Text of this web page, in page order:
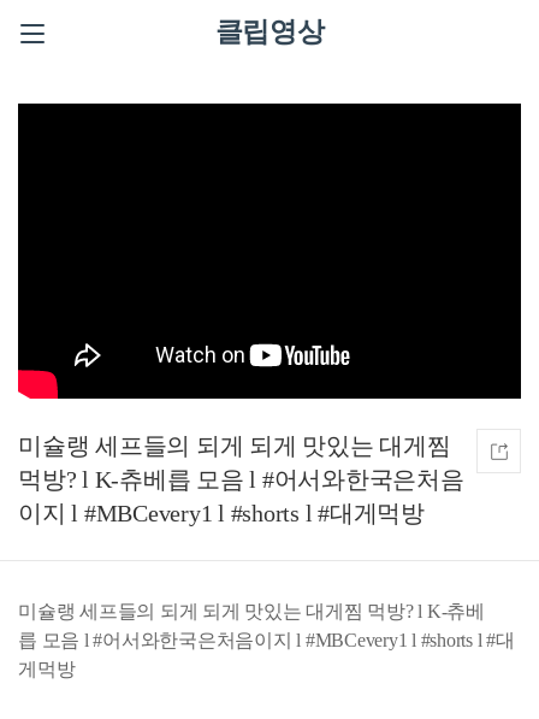
클립영상
미슐랭 세프들의 되게 되게 맛있는 대게찜
먹방? l K-츄베릅 모음 l #어서와한국은처음
이지 l #MBCevery1 l #shorts l #대게먹방
미슐랭 세프들의 되게 되게 맛있는 대게찜 먹방? l K-츄베
릅 모음 l #어서와한국은처음이지 l #MBCevery1 l #shorts l #대
게먹방